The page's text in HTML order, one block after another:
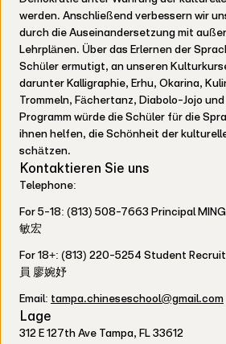
werden. Anschließend verbessern wir
durch die Auseinandersetzung mit
Lehrplänen. Über das Erlernen der
Schüler ermutigt, an unseren
darunter Kalligraphie, Erhu, Okarina,
Trommeln, Fächertanz, Diabolo-Jojo
Programm würde die Schüler für die
ihnen helfen, die Schönheit der
schätzen.
Kontaktieren Sie uns
Telephone:
For 5-18: (813) 508-7663 Principal
敏宏
For 18+: (813) 220-5254 Student
員 廖婉妤
Email: tampa.chineseschool@gmail.com
Lage
312 E 127th Ave Tampa, FL 33612